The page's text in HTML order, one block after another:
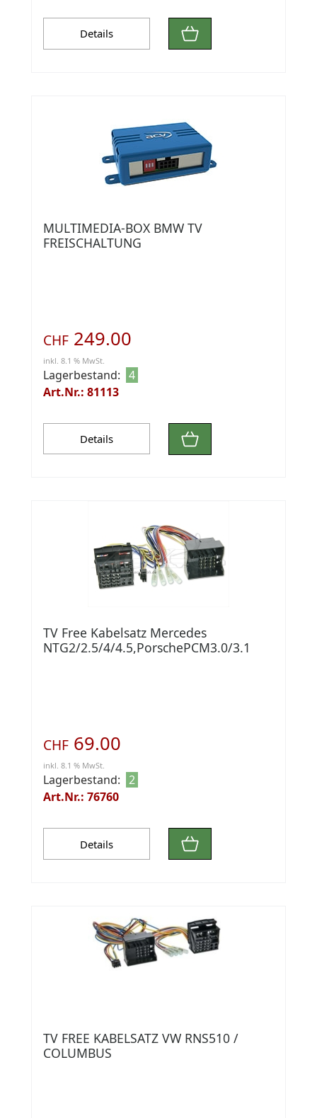
Details
MULTIMEDIA-BOX BMW TV
FREISCHALTUNG
CHF 249.00
inkl. 8.1 % MwSt.
Lagerbestand: 4
Art.Nr.: 81113
Details
TV Free Kabelsatz Mercedes
NTG2/2.5/4/4.5,PorschePCM3.0/3.1
CHF 69.00
inkl. 8.1 % MwSt.
Lagerbestand: 2
Art.Nr.: 76760
Details
TV FREE KABELSATZ VW RNS510 /
COLUMBUS